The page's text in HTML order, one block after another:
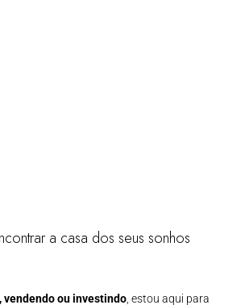
a casa dos seus sonhos
vendendo ou investindo , estou aqui para